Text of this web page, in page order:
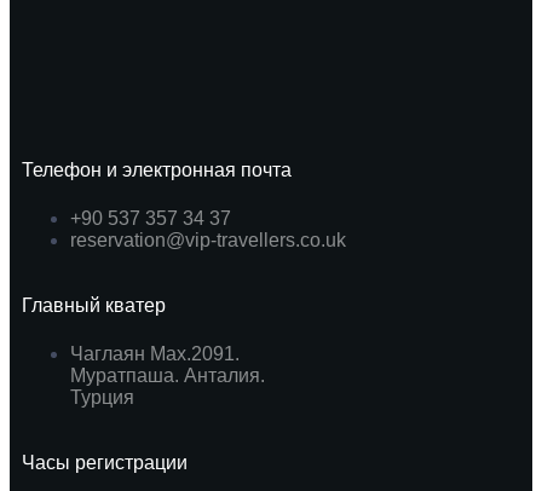
Телефон и электронная почта
+90 537 357 34 37
reservation@vip-travellers.co.uk
Главный кватер
Чаглаян Мах.2091.
Муратпаша. Анталия.
Турция
Часы регистрации